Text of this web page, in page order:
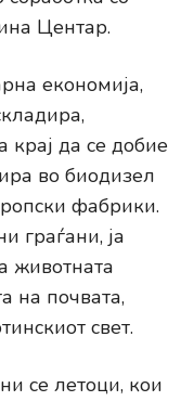
Центар.
економија,
крај да се добие
во биодизел
фабрики.
граѓани, ја
животната
на почвата,
свет.
се летоци, кои